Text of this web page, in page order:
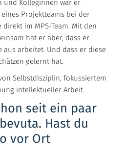
und Kolleginnen war er
Projektteams bei der
im MPS-Team. Mit den
hat er aber, dass er
aus arbeitet. Und dass er diese
gelernt hat.
Selbstdisziplin, fokussiertem
intellektueller Arbeit.
seit ein paar
Hast du
vor Ort